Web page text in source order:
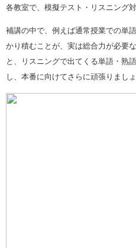
各教室で、模擬テスト・リスニング
補講の中で、例えば通常授業での単
かり積むことが、実は総合力が必要
と、リスニングで出てくる単語・熟
し、本番に向けてさらに頑張りましょ